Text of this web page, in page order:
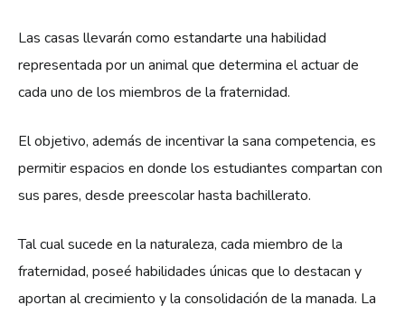
Las casas llevarán como estandarte una habilidad
representada por un animal que determina el actuar de
cada uno de los miembros de la fraternidad.
El objetivo, además de incentivar la sana competencia, es
permitir espacios en donde los estudiantes compartan con
sus pares, desde preescolar hasta bachillerato.
Tal cual sucede en la naturaleza, cada miembro de la
fraternidad, poseé habilidades únicas que lo destacan y
aportan al crecimiento y la consolidación de la manada. La